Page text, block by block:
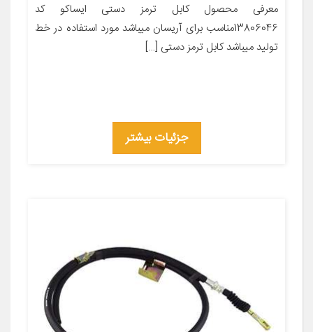
معرفی محصول کابل ترمز دستی ایساکو کد
13806046مناسب برای آریسان میباشد مورد استفاده در خط
تولید میباشد کابل ترمز دستی […]
جزئیات بیشتر